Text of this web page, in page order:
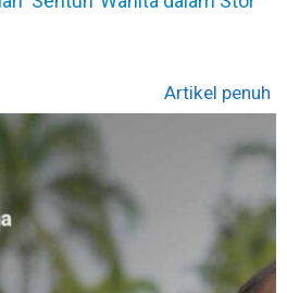
Artikel penuh